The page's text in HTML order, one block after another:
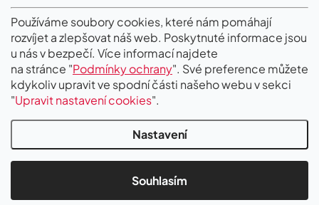
Používáme soubory cookies, které nám pomáhají
rozvíjet a zlepšovat náš web. Poskytnuté informace jsou
u nás v bezpečí. Více informací najdete
na stránce "Podmínky ochrany". Své preference můžete
kdykoliv upravit ve spodní části našeho webu v sekci
"Upravit nastavení cookies".
Nastavení
Souhlasím
II. Jakost
PŘIJÍMÁME ONLINE PLATBY
Copyright 2026Gigaoptik. Všechna práva vyhrazena.Upravit nastavení
cookies